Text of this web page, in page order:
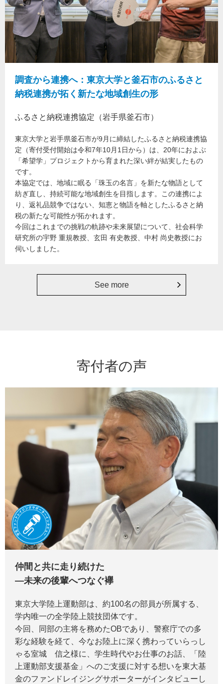
調査から連携へ：東京大学と釜石市のふるさと
納税連携が拓く新たな地域創生の形
ふるさと納税連携協定（岩手県釜石市）
東京大学と岩手県釜石市が9月に締結したふるさと納税連携協
定（寄付受付開始は令和7年10月1日から）は、20年におよぶ
「希望学」プロジェクトから育まれた深い絆が結実したもの
です。
本協定では、地域に眠る「珠玉の名言」を新たな物語として
紡ぎ直し、持続可能な地域創生を目指します。この連携によ
り、返礼品競争ではない、知恵と物語を軸としたふるさと納
税の新たな可能性が拓かれます。
今回はこれまでの挑戦の軌跡や未来展望について、社会科学
研究所の宇野 重規教授、玄田 有史教授、中村 尚史教授にお
伺いしました。
See more
寄付者の声
仲間と共に走り続けた
―未来の後輩へつなぐ襷
東京大学陸上運動部は、約100名の部員が所属する、
学内唯一の全学陸上競技団体です。
今回、同部の主将を務めたOBであり、警察庁での多
彩な経験を経て、今なお陸上に深く携わっていらっし
ゃる室城 信之様に、学生時代やお仕事のお話、「陸
上運動部支援基金」へのご支援に対する想いを東大基
金のファンドレイジングサポーターがインタビューし